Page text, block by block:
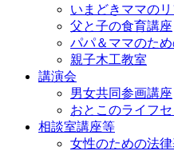
いまどきママの
父と子の食育講座
パパ＆ママのた
親子木工教室
講演会
男女共同参画講座
おとこのライフ
相談室講座等
女性のための法